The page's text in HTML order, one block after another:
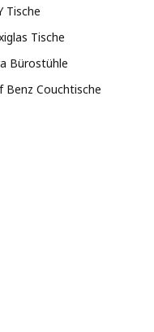
Tische
Tische
Bürostühle
Benz Couchtische